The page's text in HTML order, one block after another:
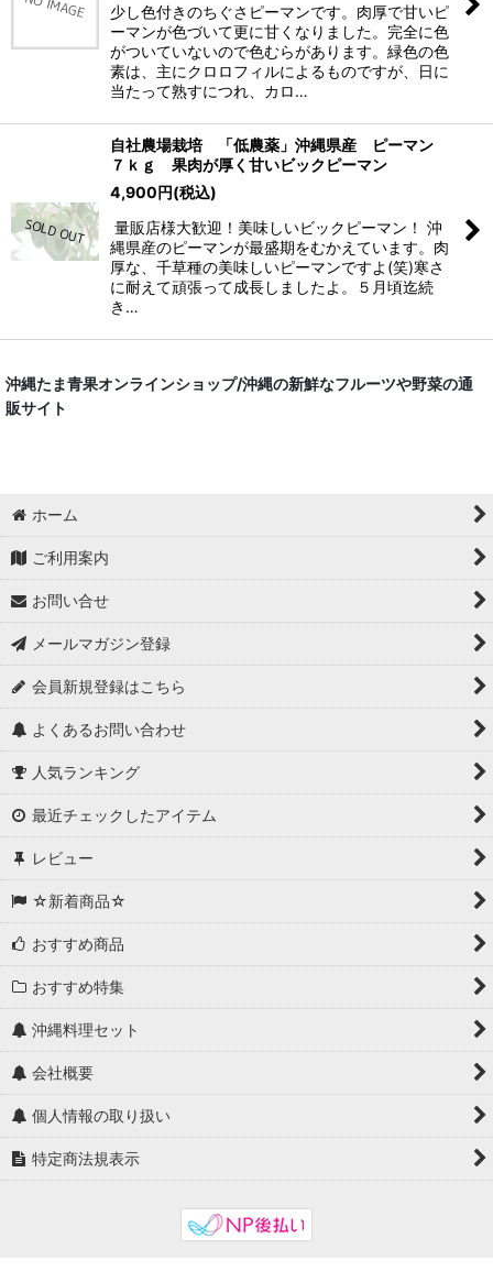
少し色付きのちぐさピーマンです。肉厚で甘いピ
ーマンが色づいて更に甘くなりました。完全に色
がついていないので色むらがあります。緑色の色
素は、主にクロロフィルによるものですが、日に
当たって熟すにつれ、カロ…
自社農場栽培 「低農薬」沖縄県産 ピーマン
７ｋｇ 果肉が厚く甘いビックピーマン
4,900円(税込)
量販店様大歓迎！美味しいビックピーマン！ 沖
縄県産のピーマンが最盛期をむかえています。肉
厚な、千草種の美味しいピーマンですよ(笑)寒さ
に耐えて頑張って成長しましたよ。５月頃迄続
き…
沖縄たま青果オンラインショップ/沖縄の新鮮なフルーツや野菜の通
販サイト
ホーム
ご利用案内
お問い合せ
メールマガジン登録
会員新規登録はこちら
よくあるお問い合わせ
人気ランキング
最近チェックしたアイテム
レビュー
☆新着商品☆
おすすめ商品
おすすめ特集
沖縄料理セット
会社概要
個人情報の取り扱い
特定商法規表示